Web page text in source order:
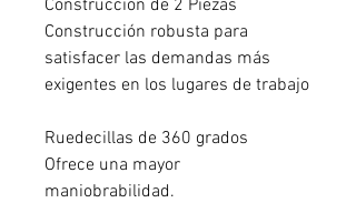
Construcción de 2 Piezas
Construcción robusta para
satisfacer las demandas más
exigentes en los lugares de trabajo
Ruedecillas de 360 grados
Ofrece una mayor
maniobrabilidad.